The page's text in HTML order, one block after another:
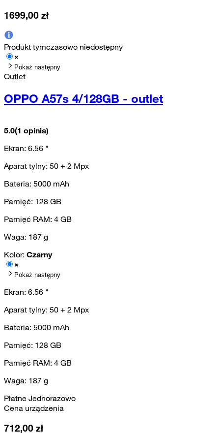
1699,00 zł
Produkt tymczasowo niedostępny
Pokaż następny
Outlet
OPPO A57s 4/128GB - outlet
5.0(1 opinia)
Ekran: 6.56 "
Aparat tylny: 50 + 2 Mpx
Bateria: 5000 mAh
Pamięć: 128 GB
Pamięć RAM: 4 GB
Waga: 187 g
Kolor: Czarny
Pokaż następny
Ekran: 6.56 "
Aparat tylny: 50 + 2 Mpx
Bateria: 5000 mAh
Pamięć: 128 GB
Pamięć RAM: 4 GB
Waga: 187 g
Płatne Jednorazowo
Cena urządzenia
712,00 zł